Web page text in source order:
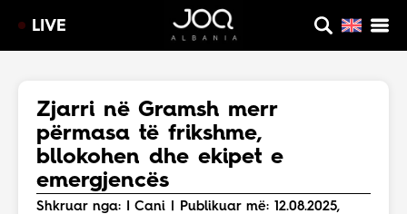
LIVE
Zjarri në Gramsh merr
përmasa të frikshme,
bllokohen dhe ekipet e
emergjencës
Shkruar nga: I Cani | Publikuar më: 12.08.2025,